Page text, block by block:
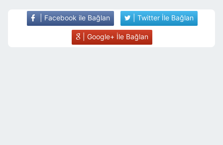
| Facebook ile Bağlan | Twitter İle Bağlan
| Google+ İle Bağlan